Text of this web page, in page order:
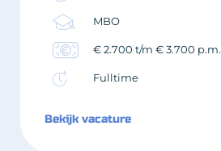
MBO
€ 2.700 t/m € 3.700 p.m.
Fulltime
Bekijk vacature